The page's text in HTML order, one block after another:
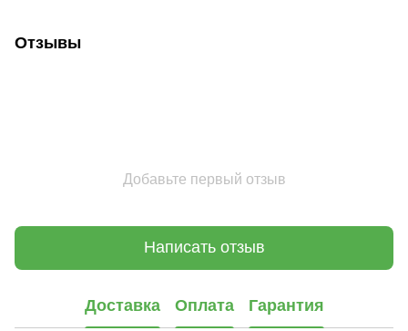
Отзывы
Добавьте первый отзыв
Написать отзыв
Доставка Оплата Гарантия